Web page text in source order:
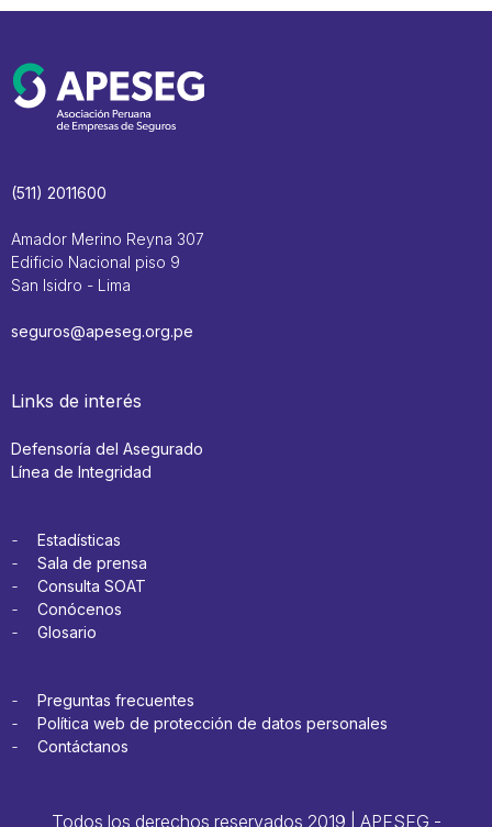
(511) 2011600
Amador Merino Reyna 307
Edificio Nacional piso 9
San Isidro - Lima
seguros@apeseg.org.pe
Links de interés
Defensoría del Asegurado
Línea de Integridad
Estadísticas
Sala de prensa
Consulta SOAT
Conócenos
Glosario
Preguntas frecuentes
Política web de protección de datos personales
Contáctanos
Todos los derechos reservados 2019 | APESEG -